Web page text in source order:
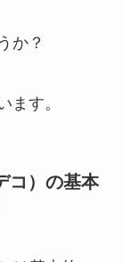
か？
ます。
コ）の基本